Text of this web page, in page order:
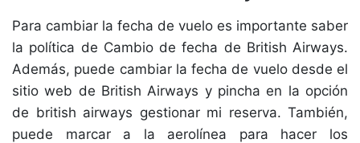
Para cambiar la fecha de vuelo es importante saber
la política de Cambio de fecha de British Airways.
Además, puede cambiar la fecha de vuelo desde el
sitio web de British Airways y pincha en la opción
de british airways gestionar mi reserva. También,
puede marcar a la aerolínea para hacer los